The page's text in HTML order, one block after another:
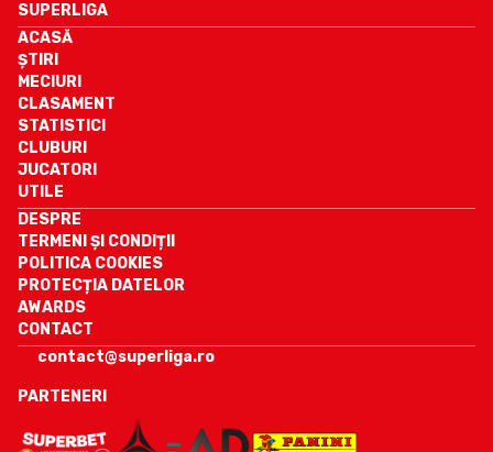
SUPERLIGA
ACASĂ
ȘTIRI
MECIURI
CLASAMENT
STATISTICI
CLUBURI
JUCATORI
UTILE
DESPRE
TERMENI ȘI CONDIȚII
POLITICA COOKIES
PROTECȚIA DATELOR
AWARDS
CONTACT
contact@superliga.ro
PARTENERI